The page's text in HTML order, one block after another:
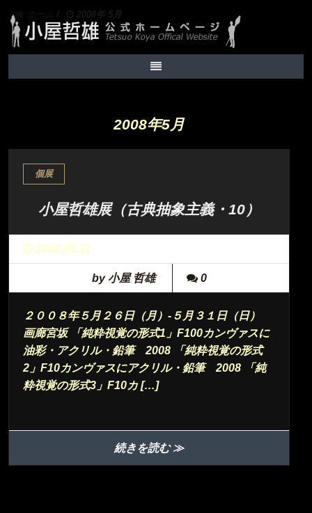
/ 2008年 5月
2008年5月
個展
小屋哲雄展（古典抽象主義・10）
2008.05.31
by 小屋 哲雄 0
２００８年５月２６日（月）-５月３１日（日）
画廊宮坂 「純粋視覚の形式1」F100カンヴァスに
油彩・アクリル・鉛筆 2008 「純粋視覚の形式
2」F10カンヴァスにアクリル・鉛筆 2008 「純
粋視覚の形式3」F10カ […]
続きを読む ≫